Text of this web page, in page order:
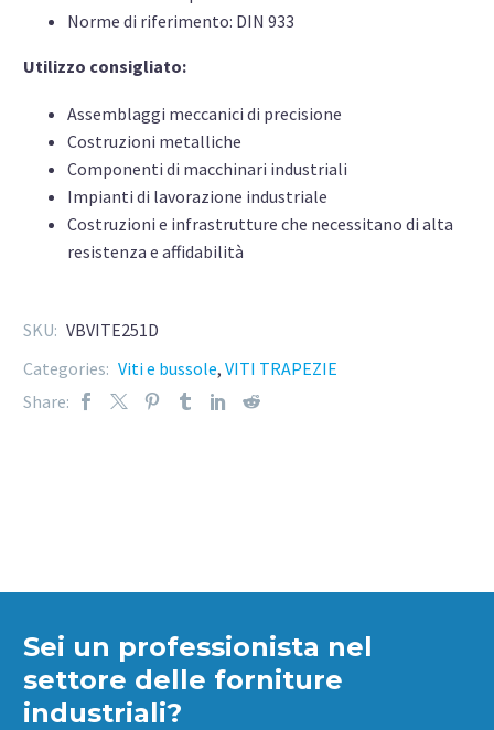
Norme di riferimento: DIN 933
Utilizzo consigliato:
Assemblaggi meccanici di precisione
Costruzioni metalliche
Componenti di macchinari industriali
Impianti di lavorazione industriale
Costruzioni e infrastrutture che necessitano di alta
resistenza e affidabilità
SKU: VBVITE251D
Categories: Viti e bussole, VITI TRAPEZIE
Share:
Sei un professionista nel
settore delle forniture
industriali?